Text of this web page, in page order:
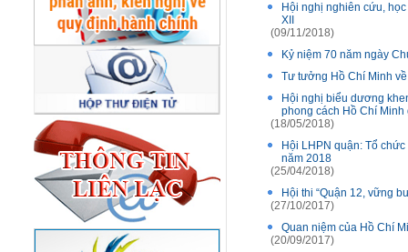
Hội nghị nghiên cứu,
XII
(09/11/2018)
Kỷ niệm 70 năm ngày
Tư tưởng Hồ Chí Minh
Hội nghị biểu dương
phong cách Hồ Chí
(18/05/2018)
Hội LHPN quận: Tổ
năm 2018
(25/04/2018)
Hội thi “Quận 12, vững
(27/10/2017)
Quan niệm của Hồ Chí
(20/09/2017)